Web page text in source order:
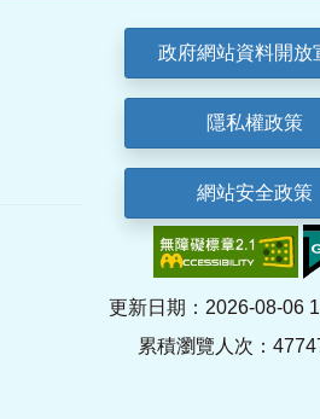
政府網站資料開放
隱私權政策
網站安全政策
更新日期：2026-08-06
累積瀏覽人次：